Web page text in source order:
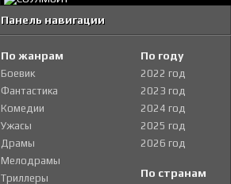
Панель навигации
По жанрам
Боевик
Фантастика
Комедии
Ужасы
Драмы
Мелодрамы
Триллеры
По году
2022 год
2023 год
2024 год
2025 год
2026 год
По странам